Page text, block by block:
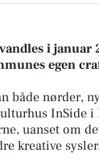
i januar
egen
både nørder,
InSide
uanset om
kreative sysler.